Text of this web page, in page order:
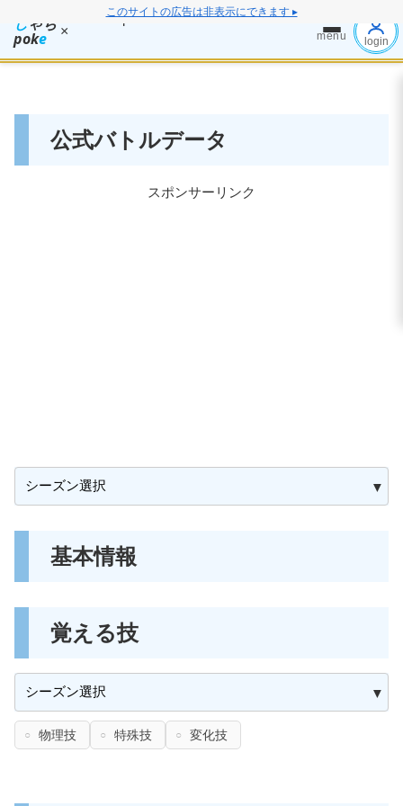
このサイトの広告は非表示にできます ▸
しゃち
poke × menu login
公式バトルデータ
スポンサーリンク
基本情報
覚える技
物理技 特殊技 変化技